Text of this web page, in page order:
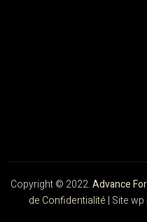
Copyright © 2022.Advance
de Confidentialité | Site